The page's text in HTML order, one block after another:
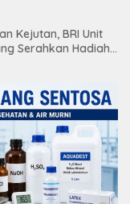
Kejutan, BRI Unit
Serahkan Hadiah